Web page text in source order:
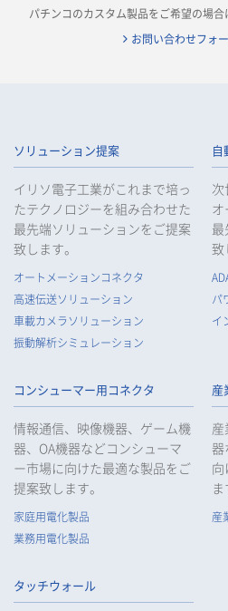
パチンコのカスタム製品をご希望の場合
お問い合わせフォ
ソリューション提案
イリソ電子工業がこれまで培っ
たテクノロジーを組み合わせた
最先端ソリューションをご提案
致します。
オートメーションコネクタ
高速伝送ソリューション
車載カメラソリューション
振動解析シミュレーション
自
致
パ
イ
コンシューマー用コネクタ
情報通信、映像機器、ゲーム機
器、OA機器などコンシューマ
ー市場に向けた最適な製品をご
提案致します。
家庭用電化製品
業務用電化製品
産
器
ま
産
タッチウォール